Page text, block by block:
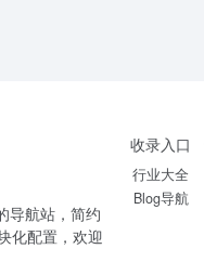
导航站，简约
化配置，欢迎
收录入口
行业大全
Blog导航